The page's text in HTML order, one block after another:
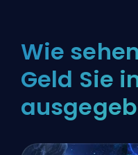
Wie
Geld Sie